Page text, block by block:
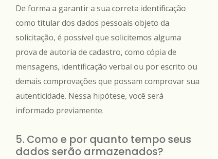
De forma a garantir a sua correta identificação
como titular dos dados pessoais objeto da
solicitação, é possível que solicitemos alguma
prova de autoria de cadastro, como cópia de
mensagens, identificação verbal ou por escrito ou
demais comprovações que possam comprovar sua
autenticidade. Nessa hipótese, você será
informado previamente.
5. Como e por quanto tempo seus
dados serão armazenados?